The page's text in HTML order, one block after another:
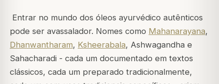
Entrar no mundo dos óleos ayurvédico autênticos
pode ser avassalador. Nomes como Mahanarayana,
Dhanwantharam, Ksheerabala, Ashwagandha e
Sahacharadi - cada um documentado em textos
clássicos, cada um preparado tradicionalmente,